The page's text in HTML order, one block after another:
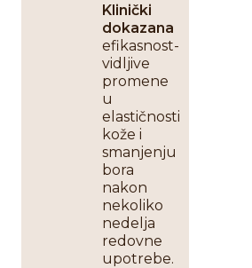
Klinički
dokazana
efikasnost-
vidljive
promene
u
elastičnosti
kože i
smanjenju
bora
nakon
nekoliko
nedelja
redovne
upotrebe.